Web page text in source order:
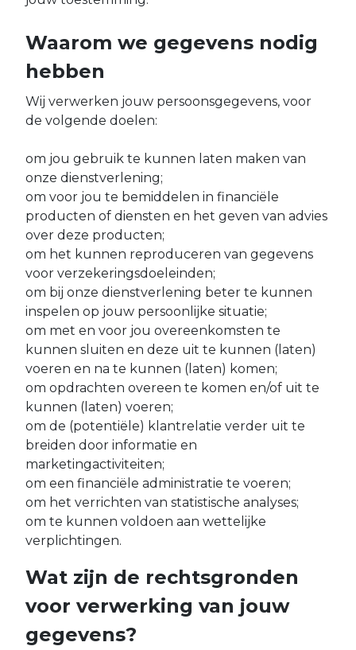
Waarom we gegevens nodig
hebben
Wij verwerken jouw persoonsgegevens, voor
de volgende doelen:
om jou gebruik te kunnen laten maken van
onze dienstverlening;
om voor jou te bemiddelen in financiële
producten of diensten en het geven van advies
over deze producten;
om het kunnen reproduceren van gegevens
voor verzekeringsdoeleinden;
om bij onze dienstverlening beter te kunnen
inspelen op jouw persoonlijke situatie;
om met en voor jou overeenkomsten te
kunnen sluiten en deze uit te kunnen (laten)
voeren en na te kunnen (laten) komen;
om opdrachten overeen te komen en/of uit te
kunnen (laten) voeren;
om de (potentiële) klantrelatie verder uit te
breiden door informatie en
marketingactiviteiten;
om een financiële administratie te voeren;
om het verrichten van statistische analyses;
om te kunnen voldoen aan wettelijke
verplichtingen.
Wat zijn de rechtsgronden
voor verwerking van jouw
gegevens?